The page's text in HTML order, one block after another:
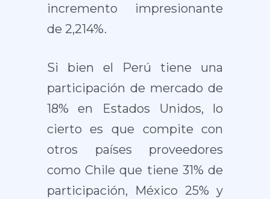
incremento impresionante
de 2,214%.
Si bien el Perú tiene una
participación de mercado de
18% en Estados Unidos, lo
cierto es que compite con
otros países proveedores
como Chile que tiene 31% de
participación, México 25% y